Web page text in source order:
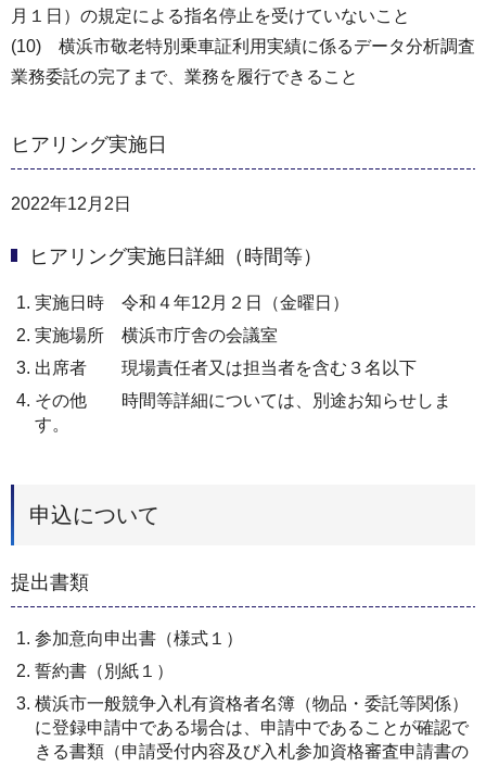
月１日）の規定による指名停止を受けていないこと
(10) 横浜市敬老特別乗車証利用実績に係るデータ分析調査
業務委託の完了まで、業務を履行できること
ヒアリング実施日
2022年12月2日
ヒアリング実施日詳細（時間等）
実施日時 令和４年12月２日（金曜日）
実施場所 横浜市庁舎の会議室
出席者 現場責任者又は担当者を含む３名以下
その他 時間等詳細については、別途お知らせしま
す。
申込について
提出書類
参加意向申出書（様式１）
誓約書（別紙１）
横浜市一般競争入札有資格者名簿（物品・委託等関係）
に登録申請中である場合は、申請中であることが確認で
きる書類（申請受付内容及び入札参加資格審査申請書の